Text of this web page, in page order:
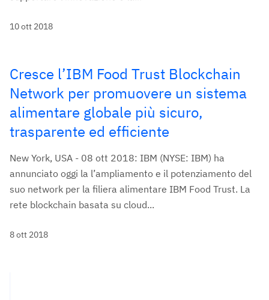
10 ott 2018
Cresce l’IBM Food Trust Blockchain
Network per promuovere un sistema
alimentare globale più sicuro,
trasparente ed efficiente
New York, USA - 08 ott 2018: IBM (NYSE: IBM) ha
annunciato oggi la l’ampliamento e il potenziamento del
suo network per la filiera alimentare IBM Food Trust. La
rete blockchain basata su cloud...
8 ott 2018